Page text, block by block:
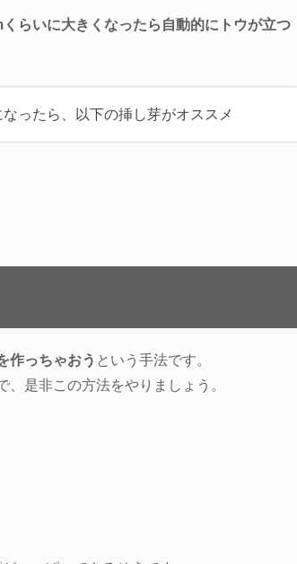
らいに大きくなったら自動的にトウが立つ
ったら、以下の挿し芽がオススメ
作っちゃおう という手法です。
、是非この方法をやりましょう。